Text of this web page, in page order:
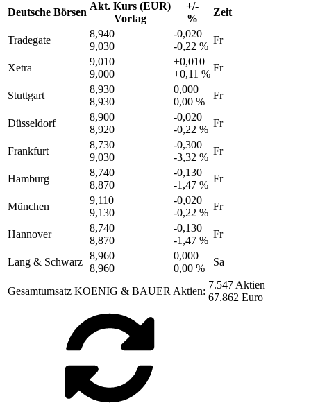
Deutsche Börsen
Akt. Kurs (EUR)
Vortag
+/-
%
Zeit
Tradegate
8,940
9,030
-0,020
-0,22 %
Fr
Xetra
9,010
9,000
+0,010
+0,11 %
Fr
Stuttgart
8,930
8,930
0,000
0,00 %
Fr
Düsseldorf
8,900
8,920
-0,020
-0,22 %
Fr
Frankfurt
8,730
9,030
-0,300
-3,32 %
Fr
Hamburg
8,740
8,870
-0,130
-1,47 %
Fr
München
9,110
9,130
-0,020
-0,22 %
Fr
Hannover
8,740
8,870
-0,130
-1,47 %
Fr
Lang & Schwarz
8,960
8,960
0,000
0,00 %
Sa
Gesamtumsatz KOENIG & BAUER Aktien:
7.547 Aktien
67.862 Euro